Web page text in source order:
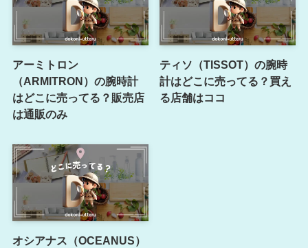
アーミトロン
（ARMITRON）の腕時計
はどこに売ってる？販売店
は通販のみ
ティソ（TISSOT）の腕時
計はどこに売ってる？買え
る店舗はココ
オシアナス（OCEANUS）